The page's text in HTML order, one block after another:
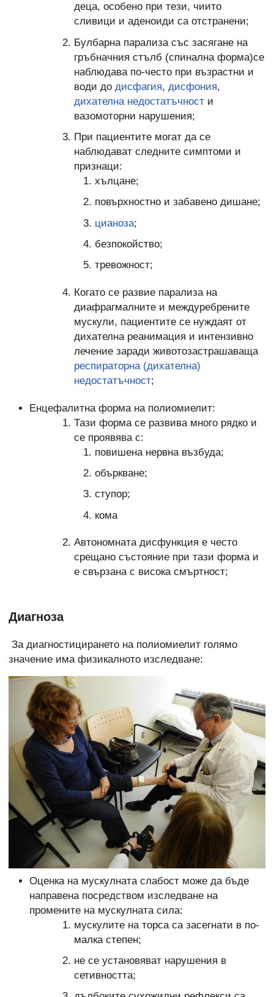
деца, особено при тези, чиито
сливици и аденоиди са отстранени;
Булбарна парализа със засягане на
гръбначния стълб (спинална форма)се
наблюдава по-често при възрастни и
води до дисфагия, дисфония,
дихателна недостатъчност и
вазомоторни нарушения;
При пациентите могат да се
наблюдават следните симптоми и
признаци:
хълцане;
повърхностно и забавено дишане;
цианоза;
безпокойство;
тревожност;
Когато се развие парализа на
диафрагмалните и междуребрените
мускули, пациентите се нуждаят от
дихателна реанимация и интензивно
лечение заради животозастрашаваща
респираторна (дихателна)
недостатъчност;
Енцефалитна форма на полиомиелит:
Тази форма се развива много рядко и
се проявява с:
повишена нервна възбуда;
объркване;
ступор;
кома
Автономната дисфункция е често
срещано състояние при тази форма и
е свързана с висока смъртност;
Диагноза
За диагностицирането на полиомиелит голямо
значение има физикалното изследване:
Оценка на мускулната слабост може да бъде
направена посредством изследване на
промените на мускулната сила:
мускулите на торса са засегнати в по-
малка степен;
не се установяват нарушения в
сетивността;